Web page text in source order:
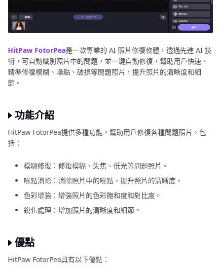
HitPaw FotorPea是一款專業的 AI 照片修復軟體，透過先進 AI 技
術，可自動識別照片中的問題，並一鍵自動修復，幫助用戶快速、
精準修復模糊、噪點、破損等問題照片，提升照片的清晰度和細
節。
功能介紹
HitPaw FotorPea提供多種功能，幫助用戶修復各種問題照片，包
括：
模糊修復：修復模糊、失焦、低光等問題照片。
噪點消除：消除照片中的噪點，提升照片的清晰度。
色彩增強：增強照片的色彩飽和度和對比度。
銳化處理：增加照片的清晰度和細節。
優點
HitPaw FotorPea具有以下優點：